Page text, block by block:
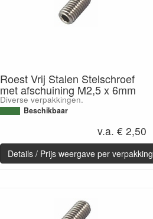
Roest Vrij Stalen Stelschroef
met afschuining M2,5 x 6mm
Diverse verpakkingen.
Beschikbaar
v.a. € 2,50
Details / Prijs weergave per verpakking